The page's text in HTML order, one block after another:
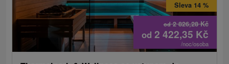
od2 826,28Kč
Sleva 14 %
od 2 422,35 Kč
/noc/osoba